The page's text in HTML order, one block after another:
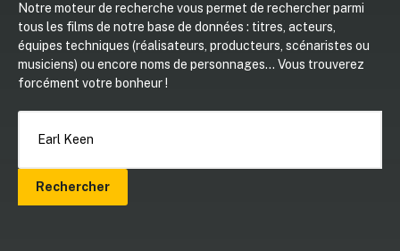
Notre moteur de recherche vous permet de rechercher parmi
tous les films de notre base de données : titres, acteurs,
équipes techniques (réalisateurs, producteurs, scénaristes ou
musiciens) ou encore noms de personnages... Vous trouverez
forcément votre bonheur !
Rechercher